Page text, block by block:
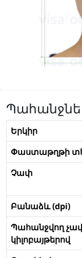
Երկիր
Փաստաթղթի
Չափ
Բանաձև (dpi)
Պահանջվող
կիլոբայթերով